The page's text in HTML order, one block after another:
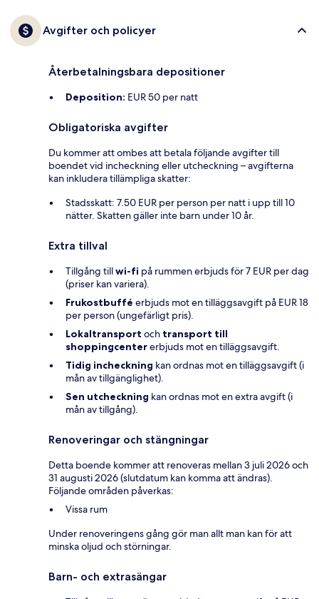
Avgifter och policyer
Återbetalningsbara depositioner
Deposition: EUR 50 per natt
Obligatoriska avgifter
Du kommer att ombes att betala följande avgifter till
boendet vid incheckning eller utcheckning – avgifterna
kan inkludera tillämpliga skatter:
Stadsskatt: 7.50 EUR per person per natt i upp till 10
nätter. Skatten gäller inte barn under 10 år.
Extra tillval
Tillgång tillwi-fi på rummen erbjuds för 7 EUR per dag
(priser kan variera).
Frukostbuffé erbjuds mot en tilläggsavgift på EUR 18
per person (ungefärligt pris).
Lokaltransport och transport till
shoppingcentererbjuds mot en tilläggsavgift.
Tidig incheckning kan ordnas mot en tilläggsavgift (i
mån av tillgänglighet).
Sen utcheckning kan ordnas mot en extra avgift (i
mån av tillgång).
Renoveringar och stängningar
Detta boende kommer att renoveras mellan 3 juli 2026 och
31 augusti 2026 (slutdatum kan komma att ändras).
Följande områden påverkas:
Vissa rum
Under renoveringens gång gör man allt man kan för att
minska oljud och störningar.
Barn- och extrasängar